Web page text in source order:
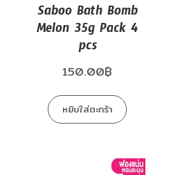
Saboo Bath Bomb
Melon 35g Pack 4
pcs
150.00฿
หยิบใส่ตะกร้า